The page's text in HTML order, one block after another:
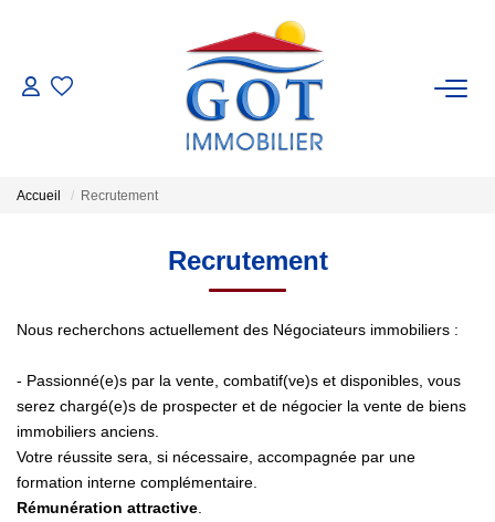
VENTES
NOS BIENS VENDUS
Accueil Recrutement
Recrutement
Nous recherchons actuellement des Négociateurs immobiliers :
- Passionné(e)s par la vente, combatif(ve)s et disponibles, vous
serez chargé(e)s de prospecter et de négocier la vente de biens
immobiliers anciens.
Votre réussite sera, si nécessaire, accompagnée par une
formation interne complémentaire.
Rémunération attractive